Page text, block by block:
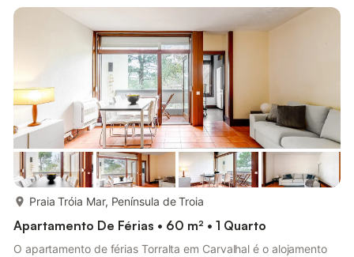
de uma lavandaria de self-service. O apartamento de férias
também oferece uma varanda privada onde se pode relaxar à
Praia Tróia Mar, Península de Troia
Apartamento De Férias • 60 m² • 1 Quarto
O apartamento de férias Torralta em Carvalhal é o alojamento